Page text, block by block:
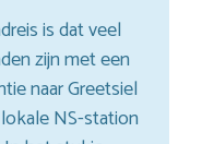
is dat veel
zijn met een
naar Greetsiel
NS-station